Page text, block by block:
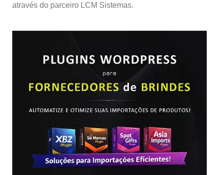
através do parceiro LCM Sistemas.